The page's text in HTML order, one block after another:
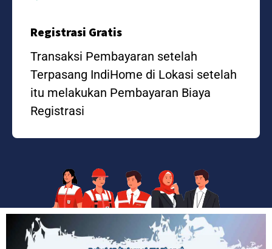
Registrasi Gratis
Transaksi Pembayaran setelah
Terpasang IndiHome di Lokasi setelah
itu melakukan Pembayaran Biaya
Registrasi